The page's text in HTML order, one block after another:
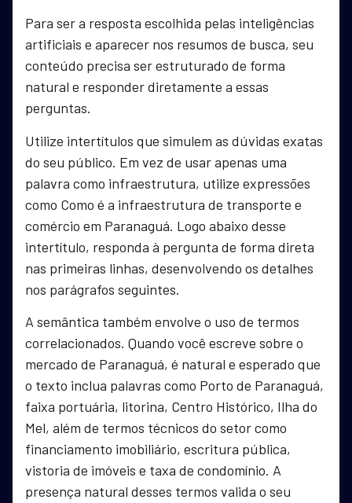
Para ser a resposta escolhida pelas inteligências
artificiais e aparecer nos resumos de busca, seu
conteúdo precisa ser estruturado de forma
natural e responder diretamente a essas
perguntas.
Utilize intertítulos que simulem as dúvidas exatas
do seu público. Em vez de usar apenas uma
palavra como infraestrutura, utilize expressões
como Como é a infraestrutura de transporte e
comércio em Paranaguá. Logo abaixo desse
intertítulo, responda à pergunta de forma direta
nas primeiras linhas, desenvolvendo os detalhes
nos parágrafos seguintes.
A semântica também envolve o uso de termos
correlacionados. Quando você escreve sobre o
mercado de Paranaguá, é natural e esperado que
o texto inclua palavras como Porto de Paranaguá,
faixa portuária, litorina, Centro Histórico, Ilha do
Mel, além de termos técnicos do setor como
financiamento imobiliário, escritura pública,
vistoria de imóveis e taxa de condomínio. A
presença natural desses termos valida o seu